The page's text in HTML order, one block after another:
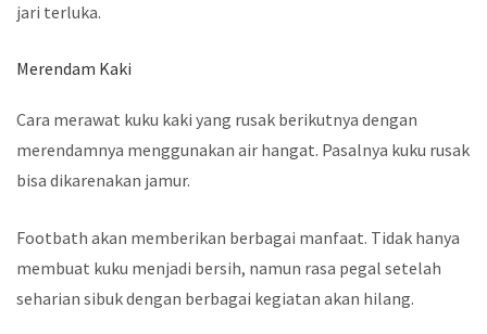
jari terluka.
Merendam Kaki
Cara merawat kuku kaki yang rusak berikutnya dengan
merendamnya menggunakan air hangat. Pasalnya kuku rusak
bisa dikarenakan jamur.
Footbath akan memberikan berbagai manfaat. Tidak hanya
membuat kuku menjadi bersih, namun rasa pegal setelah
seharian sibuk dengan berbagai kegiatan akan hilang.